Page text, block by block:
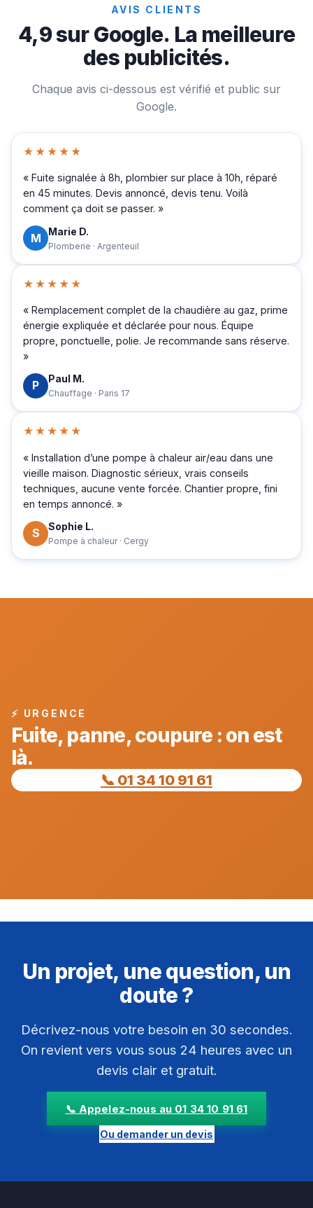
AVIS CLIENTS
4,9 sur Google. La meilleure
des publicités.
Chaque avis ci-dessous est vérifié et public sur
Google.
★★★★★
« Fuite signalée à 8h, plombier sur place à 10h, réparé
en 45 minutes. Devis annoncé, devis tenu. Voilà
comment ça doit se passer. »
M Marie D.
Plomberie · Argenteuil
★★★★★
« Remplacement complet de la chaudière au gaz, prime
énergie expliquée et déclarée pour nous. Équipe
propre, ponctuelle, polie. Je recommande sans réserve.
»
P Paul M.
Chauffage · Paris 17
★★★★★
« Installation d’une pompe à chaleur air/eau dans une
vieille maison. Diagnostic sérieux, vrais conseils
techniques, aucune vente forcée. Chantier propre, fini
en temps annoncé. »
S Sophie L.
Pompe à chaleur · Cergy
⚡ URGENCE
Fuite, panne, coupure : on est
là.
📞 01 34 10 91 61
Un projet, une question, un
doute ?
Décrivez-nous votre besoin en 30 secondes.
On revient vers vous sous 24 heures avec un
devis clair et gratuit.
📞 Appelez-nous au 01 34 10 91 61
Ou demander un devis